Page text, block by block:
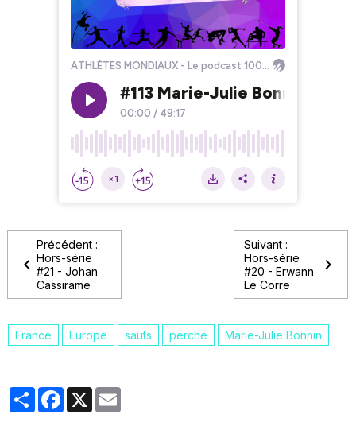
Précédent :
Hors-série
#21 - Johan
Cassirame
Suivant :
Hors-série
#20 - Erwann
Le Corre
France Europe sauts perche Marie-Julie Bonnin
PartagerFacebook
X